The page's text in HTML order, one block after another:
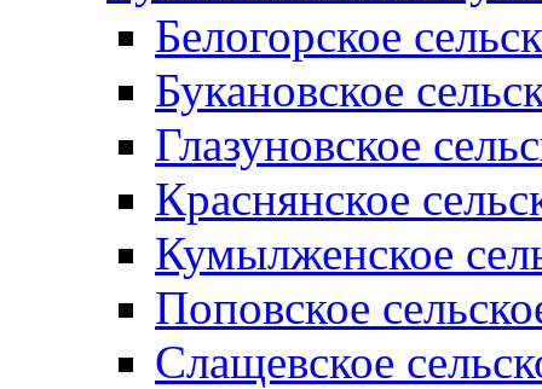
Белогорское
Букановское
Глазуновское
Краснянское
Кумылженское
Поповское
Слащевское